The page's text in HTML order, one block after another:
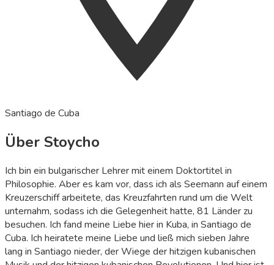
Santiago de Cuba
Über Stoycho
Ich bin ein bulgarischer Lehrer mit einem Doktortitel in
Philosophie. Aber es kam vor, dass ich als Seemann auf einem
Kreuzerschiff arbeitete, das Kreuzfahrten rund um die Welt
unternahm, sodass ich die Gelegenheit hatte, 81 Länder zu
besuchen. Ich fand meine Liebe hier in Kuba, in Santiago de
Cuba. Ich heiratete meine Liebe und ließ mich sieben Jahre
lang in Santiago nieder, der Wiege der hitzigen kubanischen